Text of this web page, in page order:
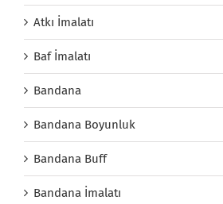
Atkı İmalatı
Baf İmalatı
Bandana
Bandana Boyunluk
Bandana Buff
Bandana İmalatı